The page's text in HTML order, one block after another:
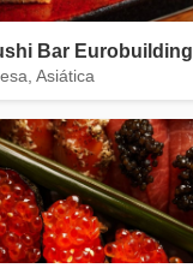
Bar Eurobuilding
Asiática